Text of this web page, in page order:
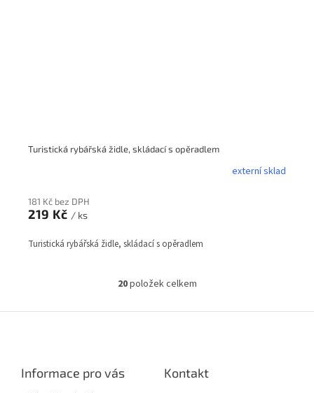
Turistická rybářská židle, skládací s opěradlem
externí sklad
181 Kč bez DPH
219 Kč / ks
Turistická rybářská židle, skládací s opěradlem
O
l
20položek celkem
Informace pro vás Kontakt